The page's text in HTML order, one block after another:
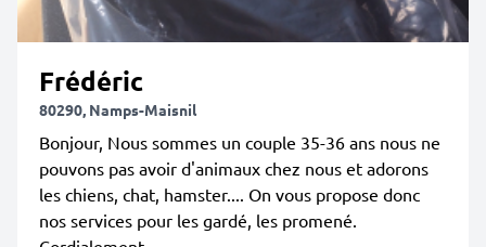
Frédéric
80290, Namps-Maisnil
Bonjour, Nous sommes un couple 35-36 ans nous ne
pouvons pas avoir d'animaux chez nous et adorons
les chiens, chat, hamster.... On vous propose donc
nos services pour les gardé, les promené.